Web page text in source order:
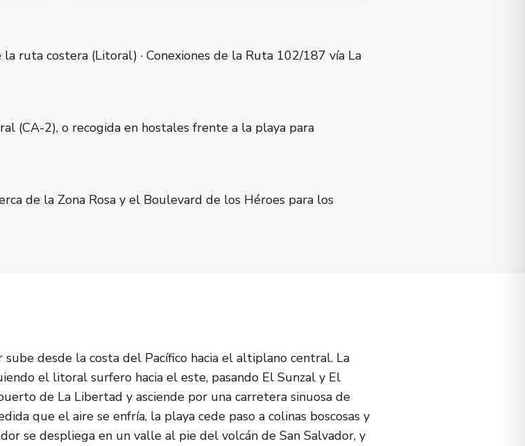
ruta costera (Litoral) · Conexiones de la Ruta 102/187 vía La
(CA-2), o recogida en hostales frente a la playa para
de la Zona Rosa y el Boulevard de los Héroes para los
desde la costa del Pacífico hacia el altiplano central. La
el litoral surfero hacia el este, pasando El Sunzal y El
de La Libertad y asciende por una carretera sinuosa de
que el aire se enfría, la playa cede paso a colinas boscosas y
se despliega en un valle al pie del volcán de San Salvador, y